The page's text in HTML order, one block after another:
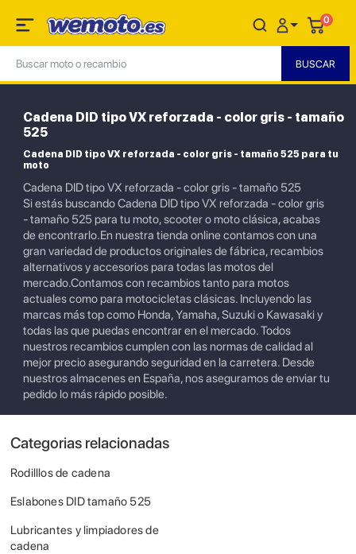
0
Cadena DID tipo VX reforzada - color gris - tamaño
525
Cadena DID tipo VX reforzada - color gris - tamaño 525 para tu
moto
Cadena DID tipo VX reforzada - color gris - tamaño 525
Si estás buscando Cadena DID tipo VX reforzada - color gris
- tamaño 525 para tu moto, scooter o moto clásica, acabas
de encontrarlo.En nuestra tienda online contamos con una
gran variedad de productos originales de fábrica, recambios
alternativos y accesorios para todas las motos del
mercado.Contamos con recambios tanto para motos
actuales como para motocicletas clásicas. Incluyendo las
marcas más top como Honda, Yamaha, Suzuki o Kawasaki y
todas las que puedas encontrar en el mercado. Todos
nuestros recambios cumplen con las normas de calidad al
mejor precio asegurando seguridad en la carretera. Desde
nuestros almacenes en España, nos aseguramos de enviar tu
pedido lo más rápido posible.
Categorias relacionadas
Rodilllos de cadena
Eslabones DID tamaño 525
Lubricantes y limpiadores de
cadena